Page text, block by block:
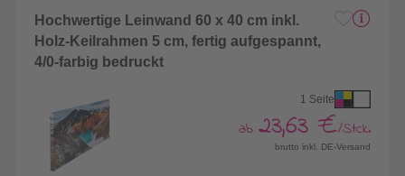
Hochwertige Leinwand 60 x 40 cm inkl.
Holz-Keilrahmen 5 cm, fertig aufgespannt,
4/0-farbig bedruckt
1 Seite
ab 23,63 €/Stck.
brutto inkl. DE-Versand